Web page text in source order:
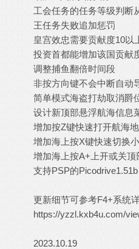
工会任务的任务等级判断
王任务失败追加惩罚
皇宫效忠需要贡献度10以
投资首都能增加该国贡献
调整捕鱼翻倍时间段
非按方向键不会中断自动
简单模式海盗打劫取消爵
设计新顶部悬浮航海信息
增加按Z键快速打开航海
增加海上按X键快速切换
增加海上按A+上开或关顶
支持PSP的Picodrive1.51b
更新细节可参考F4+系统
https://yzzl.kxb4u.com/
2023.10.19